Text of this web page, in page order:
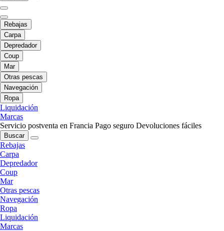
Rebajas
Carpa
Depredador
Coup
Mar
Otras pescas
Navegación
Ropa
Liquidación
Marcas
Servicio postventa en Francia Pago seguro Devoluciones fáciles
Buscar
Rebajas
Carpa
Depredador
Coup
Mar
Otras pescas
Navegación
Ropa
Liquidación
Marcas